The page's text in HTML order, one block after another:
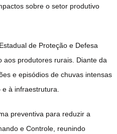
sobre o setor produtivo
de Proteção e Defesa
aos produtores rurais. Diante da
e episódios de chuvas intensas
à infraestrutura.
preventiva para reduzir a
e Controle, reunindo